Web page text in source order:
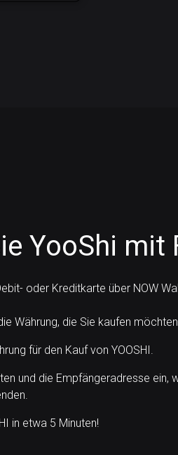
YooShi mit
oder Kreditkarte über NOW
Währung, die Sie kaufen
für den Kauf von YOOSHI.
und die Empfängeradresse ein,
in etwa 5 Minuten!